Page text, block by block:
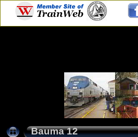
Bauma 12